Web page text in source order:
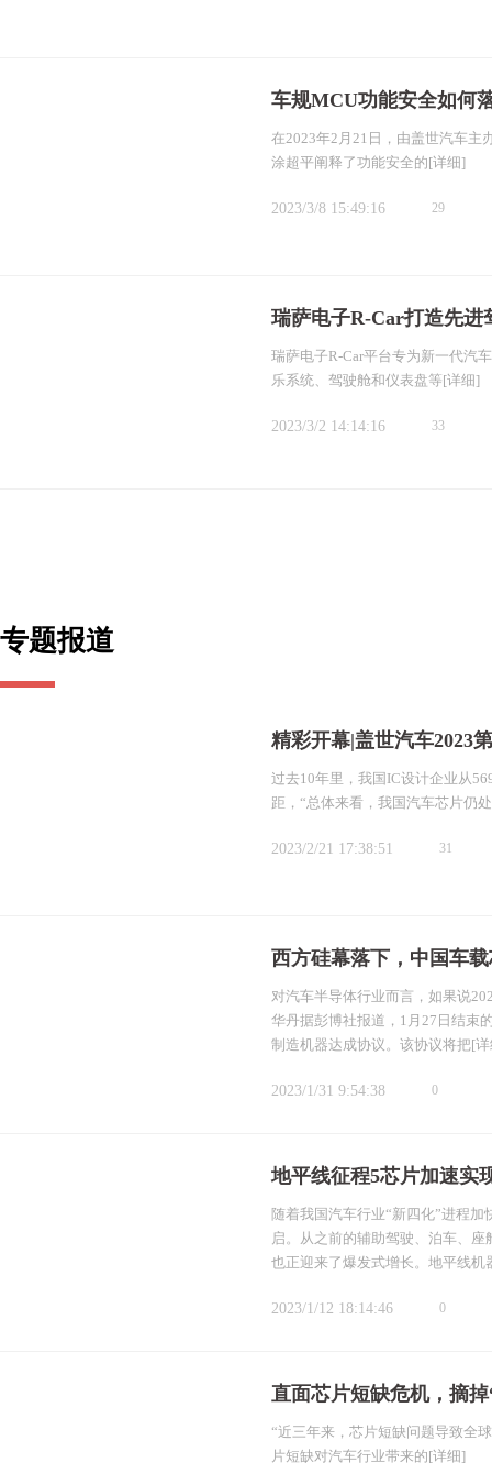
车规MCU功能安全如何
在2023年2月21日，由盖世汽车主
涂超平阐释了功能安全的[详细]
2023/3/8 15:49:16 29
瑞萨电子R-Car打造先进
瑞萨电子R-Car平台专为新一代汽
乐系统、驾驶舱和仪表盘等[详细]
2023/3/2 14:14:16 33
专题报道
精彩开幕|盖世汽车2023
过去10年里，我国IC设计企业从
距，“总体来看，我国汽车芯片仍
2023/2/21 17:38:51 31
西方硅幕落下，中国车
对汽车半导体行业而言，如果说
华丹据彭博社报道，1月27日结束
制造机器达成协议。该协议将把[
2023/1/31 9:54:38 0
地平线征程5芯片加速实
随着我国汽车行业“新四化”进程
启。从之前的辅助驾驶、泊车、
也正迎来了爆发式增长。地平线机
2023/1/12 18:14:46 0
直面芯片短缺危机，摘
“近三年来，芯片短缺问题导致全
片短缺对汽车行业带来的[详细]